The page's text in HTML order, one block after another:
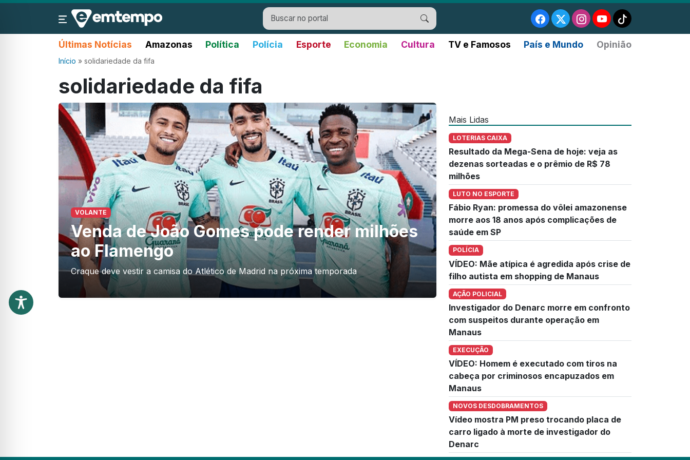
Últimas Notícias Amazonas Política Polícia Esporte Economia Cultura TV e Famosos País e Mundo Opinião
Início » solidariedade da fifa
solidariedade da fifa
VOLANTE
Venda de João Gomes pode render milhões
ao Flamengo
Craque deve vestir a camisa do Atlético de Madrid na próxima temporada
Mais Lidas
LOTERIAS CAIXA
Resultado da Mega-Sena de hoje: veja as
dezenas sorteadas e o prêmio de R$ 78
milhões
LUTO NO ESPORTE
Fábio Ryan: promessa do vôlei amazonense
morre aos 18 anos após complicações de
saúde em SP
POLÍCIA
VÍDEO: Mãe atípica é agredida após crise de
filho autista em shopping de Manaus
AÇÃO POLICIAL
Investigador do Denarc morre em confronto
com suspeitos durante operação em
Manaus
EXECUÇÃO
VÍDEO: Homem é executado com tiros na
cabeça por criminosos encapuzados em
Manaus
NOVOS DESDOBRAMENTOS
Vídeo mostra PM preso trocando placa de
carro ligado à morte de investigador do
Denarc